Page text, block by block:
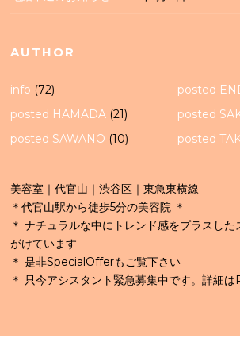
AUTHOR
info (72) posted
posted HAMADA (21) posted
posted SAWANO (10) posted
美容室｜代官山｜渋谷区｜東急東横線
＊代官山駅から徒歩5分の美容院 ＊
＊ ナチュラルな中にトレンド感をプラスし
がけています
＊ 是非SpecialOfferもご覧下さい
＊ 只今アシスタント緊急募集中です。詳細